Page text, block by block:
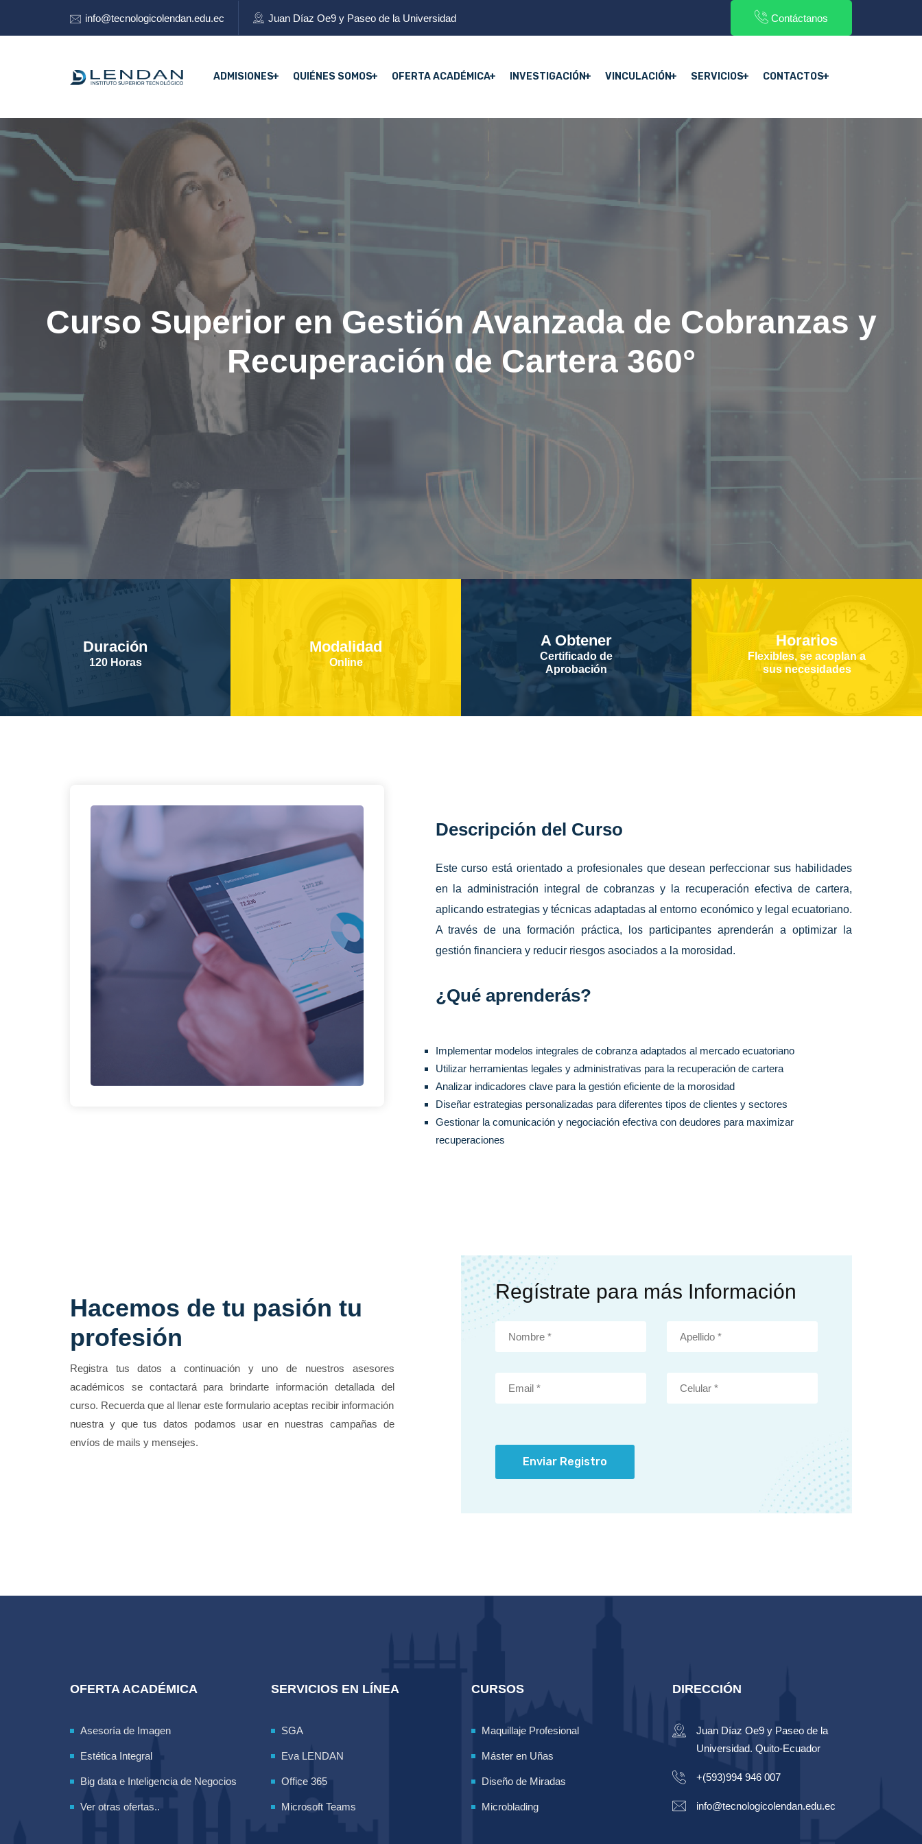
info@tecnologicolendan.edu.ec Juan Díaz Oe9 y Paseo de la Universidad Contáctanos
ADMISIONES QUIÉNES SOMOS OFERTA ACADÉMICA INVESTIGACIÓN VINCULACIÓN SERVICIOS CONTACTOS
Curso Superior en Gestión Avanzada de Cobranzas y
Recuperación de Cartera 360°
Duración
120 Horas
Modalidad
Online
A Obtener
Certificado de
Aprobación
Horarios
Flexibles, se acoplan a
sus necesidades
Descripción del Curso
Este curso está orientado a profesionales que desean perfeccionar sus habilidades
en la administración integral de cobranzas y la recuperación efectiva de cartera,
aplicando estrategias y técnicas adaptadas al entorno económico y legal ecuatoriano.
A través de una formación práctica, los participantes aprenderán a optimizar la
gestión financiera y reducir riesgos asociados a la morosidad.
¿Qué aprenderás?
Implementar modelos integrales de cobranza adaptados al mercado ecuatoriano
Utilizar herramientas legales y administrativas para la recuperación de cartera
Analizar indicadores clave para la gestión eficiente de la morosidad
Diseñar estrategias personalizadas para diferentes tipos de clientes y sectores
Gestionar la comunicación y negociación efectiva con deudores para maximizar
recuperaciones
Hacemos de tu pasión tu
profesión
Registra tus datos a continuación y uno de nuestros asesores
académicos se contactará para brindarte información detallada del
curso. Recuerda que al llenar este formulario aceptas recibir información
nuestra y que tus datos podamos usar en nuestras campañas de
envíos de mails y mensejes.
Regístrate para más Información
Enviar Registro
OFERTA ACADÉMICA
Asesoría de Imagen
Estética Integral
Big data e Inteligencia de Negocios
Ver otras ofertas..
SERVICIOS EN LÍNEA
SGA
Eva LENDAN
Office 365
Microsoft Teams
CURSOS
Maquillaje Profesional
Máster en Uñas
Diseño de Miradas
Microblading
DIRECCIÓN
Juan Díaz Oe9 y Paseo de la
Universidad. Quito-Ecuador
+(593)994 946 007
info@tecnologicolendan.edu.ec